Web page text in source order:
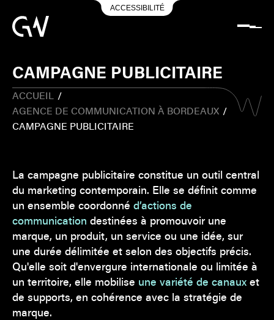
ACCESSIBILITÉ
CAMPAGNE PUBLICITAIRE
ACCUEIL /
AGENCE DE COMMUNICATION À BORDEAUX /
CAMPAGNE PUBLICITAIRE
La campagne publicitaire constitue un outil central
du marketing contemporain. Elle se définit comme
un ensemble coordonné d’actions de
communication destinées à promouvoir une
marque, un produit, un service ou une idée, sur
une durée délimitée et selon des objectifs précis.
Qu'elle soit d'envergure internationale ou limitée à
un territoire, elle mobilise une variété de canaux et
de supports, en cohérence avec la stratégie de
marque.